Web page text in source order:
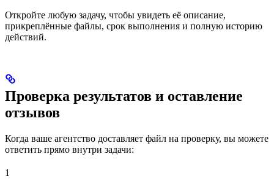
Откройте любую задачу, чтобы увидеть её описание,
прикреплённые файлы, срок выполнения и полную историю
действий.
Проверка результатов и оставление
отзывов
Когда ваше агентство доставляет файл на проверку, вы можете
ответить прямо внутри задачи:
1